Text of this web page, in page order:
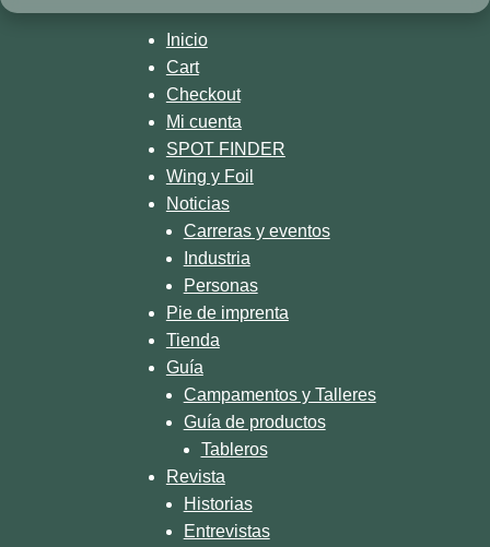
#suprace #isaworlds #paddlerace
🎥 @a_n_n_at
#suprace #paddlerace #sup
Inicio
Cart
Checkout
Mi cuenta
SPOT FINDER
Wing y Foil
Noticias
Carreras y eventos
Industria
Personas
Pie de imprenta
Tienda
Guía
Campamentos y Talleres
Guía de productos
Tableros
Revista
Historias
Entrevistas